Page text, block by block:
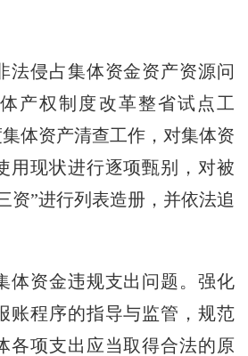
法侵占集体资金资产资源问
产权制度改革整省试点工
体资产清查工作，对集体资
用现状进行逐项甄别，对被
资”进行列表造册，并依法追
体资金违规支出问题。强化
账程序的指导与监管，规范
各项支出应当取得合法的原